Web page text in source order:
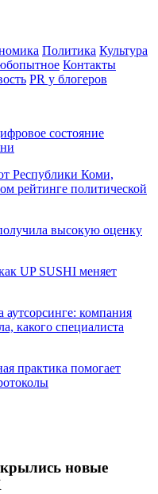
Политика Культура
Контакты
PR у блогеров
состояние
Республики Коми,
рейтинге политической
высокую оценку
UP SUSHI меняет
аутсорсинге: компания
какого специалиста
практика помогает
новые